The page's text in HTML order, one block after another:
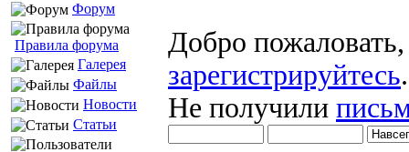
Форум
Правила форума
Галерея
Файлы
Новости
Статьи
Добро
зарегистрируйтесь.
Не получили